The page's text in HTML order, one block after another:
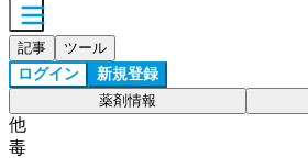
記事 ツール
ログイン 新規登録
薬剤情報
他
毒